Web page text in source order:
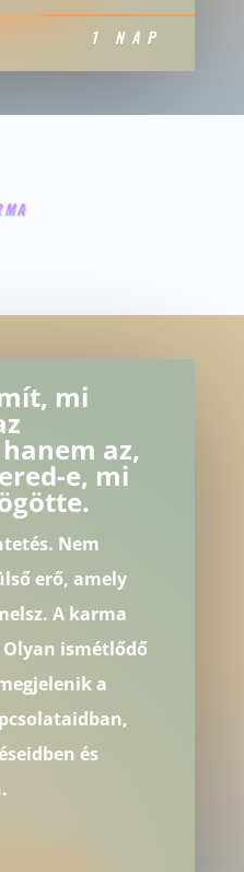
1 NAP
mi
az,
e, mi
Nem
erő, amely
A karma
ismétlődő
a
és